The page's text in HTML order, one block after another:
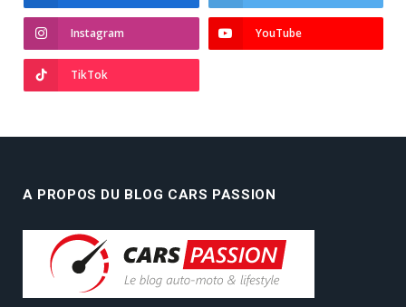
Instagram YouTube
TikTok
A PROPOS DU BLOG CARS PASSION